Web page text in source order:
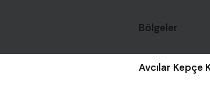
Bölgeler
Avcılar Kepçe